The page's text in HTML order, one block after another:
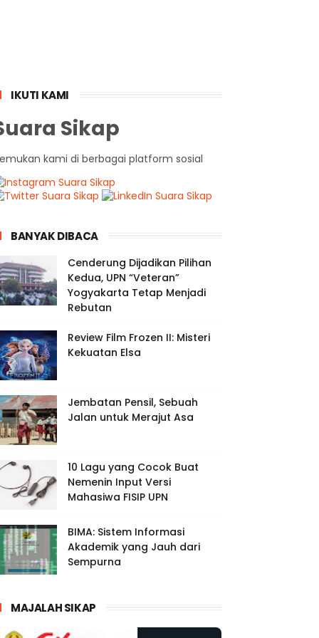
IKUTI KAMI
Sikap
kami di berbagai platform sosial
BANYAK DIBACA
Cenderung Dijadikan Pilihan
Kedua, UPN “Veteran”
Yogyakarta Tetap Menjadi
Rebutan
Review Film Frozen II: Misteri
Kekuatan Elsa
Jembatan Pensil, Sebuah
Jalan untuk Merajut Asa
10 Lagu yang Cocok Buat
Nemenin Input Versi
Mahasiwa FISIP UPN
BIMA: Sistem Informasi
Akademik yang Jauh dari
Sempurna
MAJALAH SIKAP